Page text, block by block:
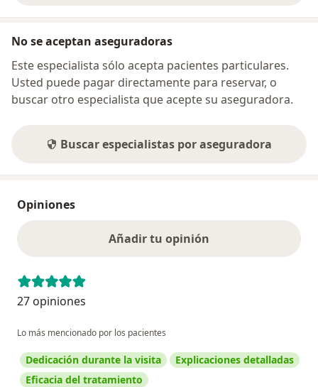
No se aceptan aseguradoras
Este especialista sólo acepta pacientes particulares.
Usted puede pagar directamente para reservar, o
buscar otro especialista que acepte su aseguradora.
Buscar especialistas por aseguradora
Opiniones
Añadir tu opinión
27 opiniones
Lo más mencionado por los pacientes
Dedicación durante la visita
Explicaciones detalladas
Eficacia del tratamiento